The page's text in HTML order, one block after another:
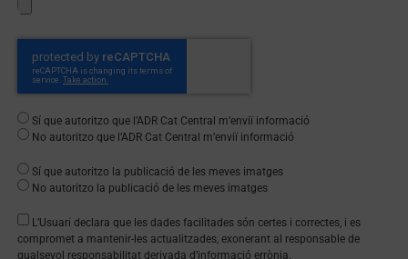
Sí que autoritzo que l’ADR Cat Central m’enviï informació
No autoritzo que l’ADR Cat Central m’enviï informació
Sí que autoritzo la publicació de les meves imatges
No autoritzo la publicació de les meves imatges
L’Usuari declara que les dades facilitades són certes i correctes, i es
compromet a mantenir-les actualitzades, exonerant al responsable de
qualsevol responsabilitat derivada d’informació errònia.